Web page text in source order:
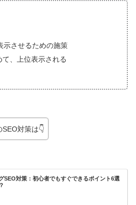
示させるための施策
、上位表示される
対策は👇
SEO対策：初心者でもすぐできるポイント6選